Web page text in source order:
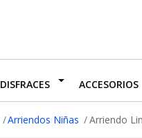
DISFRACES ACCESORIOS
Arriendos Niñas Arriendo